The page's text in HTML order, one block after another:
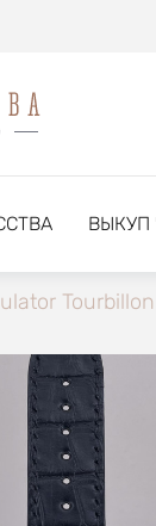
ВЫКУП
Tourbillon